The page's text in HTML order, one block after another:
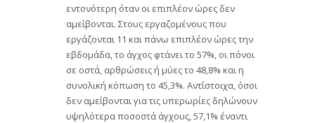
εντονότερη όταν οι επιπλέον ώρες δεν
αμείβονται. Στους εργαζομένους που
εργάζονται 11 και πάνω επιπλέον ώρες την
εβδομάδα, το άγχος φτάνει το 57%, οι πόνοι
σε οστά, αρθρώσεις ή μύες το 48,8% και η
συνολική κόπωση το 45,3%. Αντίστοιχα, όσοι
δεν αμείβονται για τις υπερωρίες δηλώνουν
υψηλότερα ποσοστά άγχους, 57,1% έναντι